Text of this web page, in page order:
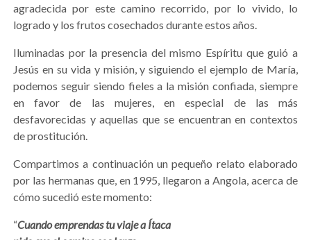
agradecida por este camino recorrido, por lo vivido, lo
logrado y los frutos cosechados durante estos años.
Iluminadas por la presencia del mismo Espíritu que guió a
Jesús en su vida y misión, y siguiendo el ejemplo de María,
podemos seguir siendo fieles a la misión confiada, siempre
en favor de las mujeres, en especial de las más
desfavorecidas y aquellas que se encuentran en contextos
de prostitución.
Compartimos a continuación un pequeño relato elaborado
por las hermanas que, en 1995, llegaron a Angola, acerca de
cómo sucedió este momento:
“Cuando emprendas tu viaje a Ítaca